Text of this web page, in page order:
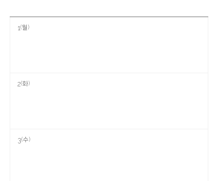
1(월)
2(화)
3(수)